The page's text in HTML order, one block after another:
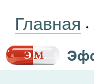
Главная •